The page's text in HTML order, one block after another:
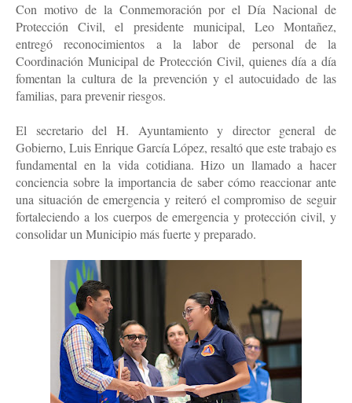
Con motivo de la Conmemoración por el Día Nacional de
Protección Civil, el presidente municipal, Leo Montañez,
entregó reconocimientos a la labor de personal de la
Coordinación Municipal de Protección Civil, quienes día a día
fomentan la cultura de la prevención y el autocuidado de las
familias, para prevenir riesgos.
El secretario del H. Ayuntamiento y director general de
Gobierno, Luis Enrique García López, resaltó que este trabajo es
fundamental en la vida cotidiana. Hizo un llamado a hacer
conciencia sobre la importancia de saber cómo reaccionar ante
una situación de emergencia y reiteró el compromiso de seguir
fortaleciendo a los cuerpos de emergencia y protección civil, y
consolidar un Municipio más fuerte y preparado.